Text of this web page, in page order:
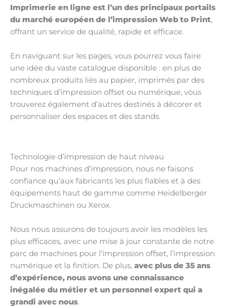
Imprimerie en ligne est l’un des principaux portails
du marché européen de l’impression Web to Print,
offrant un service de qualité, rapide et efficace.
En naviguant sur les pages, vous pourrez vous faire
une idée du vaste catalogue disponible : en plus de
nombreux produits liés au papier, imprimés par des
techniques d’impression offset ou numérique, vous
trouverez également d’autres destinés à décorer et
personnaliser des espaces et des stands.
Technologie d’impression de haut niveau
Pour nos machines d’impression, nous ne faisons
confiance qu’aux fabricants les plus fiables et à des
équipements haut de gamme comme Heidelberger
Druckmaschinen ou Xerox.
Nous nous assurons de toujours avoir les modèles les
plus efficaces, avec une mise à jour constante de notre
parc de machines pour l’impression offset, l’impression
numérique et la finition. De plus, avec plus de 35 ans
d’expérience, nous avons une connaissance
inégalée du métier et un personnel expert qui a
grandi avec nous.